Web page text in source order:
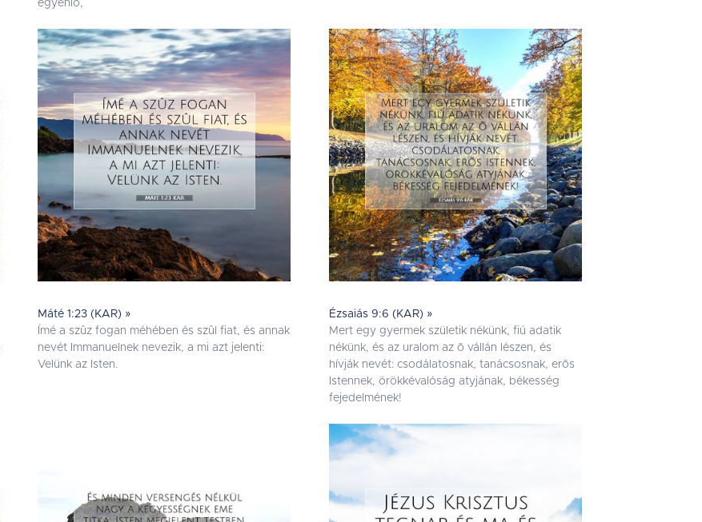
egyenlõ,
Máté 1:23 (KAR) »
Ímé a szûz fogan méhében és szûl fiat, és annak
nevét Immanuelnek nevezik, a mi azt jelenti:
Velünk az Isten.
Ézsaiás 9:6 (KAR) »
Mert egy gyermek születik nékünk, fiú adatik
nékünk, és az uralom az õ vállán lészen, és
hívják nevét: csodálatosnak, tanácsosnak, erõs
Istennek, örökkévalóság atyjának, békesség
fejedelmének!